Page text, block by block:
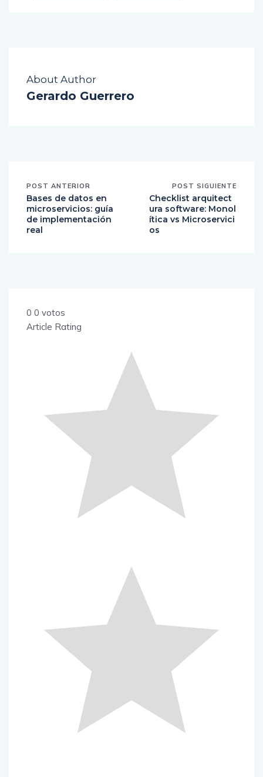
About Author
Gerardo Guerrero
POST ANTERIOR
Bases de datos en
microservicios: guía
de implementación
real
POST SIGUIENTE
Checklist arquitect
ura software: Monol
ítica vs Microservici
os
0 0 votos
Article Rating